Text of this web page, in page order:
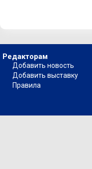
Редакторам
Добавить новость
Добавить выставку
Правила